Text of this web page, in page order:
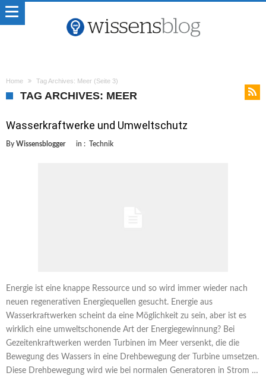
Home Tag Archives: Meer (Seite 3)
TAG ARCHIVES: MEER
Wasserkraftwerke und Umweltschutz
By Wissensblogger in : Technik
Energie ist eine knappe Ressource und so wird immer wieder nach
neuen regenerativen Energiequellen gesucht. Energie aus
Wasserkraftwerken scheint da eine Möglichkeit zu sein, aber ist es
wirklich eine umweltschonende Art der Energiegewinnung? Bei
Gezeitenkraftwerken werden Turbinen im Meer versenkt, die die
Bewegung des Wassers in eine Drehbewegung der Turbine umsetzen.
Diese Drehbewegung wird wie bei normalen Generatoren in Strom …